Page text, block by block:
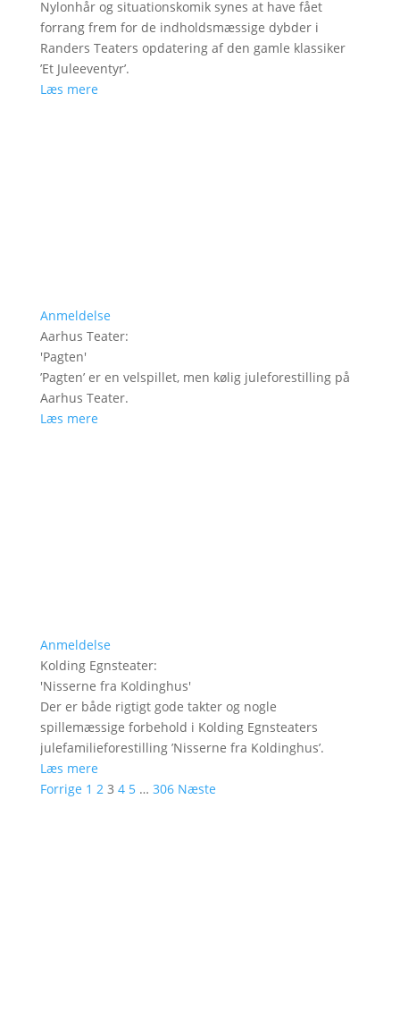
Nylonhår og situationskomik synes at have fået
forrang frem for de indholdsmæssige dybder i
Randers Teaters opdatering af den gamle klassiker
’Et Juleeventyr’.
Læs mere
Anmeldelse
Aarhus Teater:
'Pagten'
’Pagten’ er en velspillet, men kølig juleforestilling på
Aarhus Teater.
Læs mere
Anmeldelse
Kolding Egnsteater:
'Nisserne fra Koldinghus'
Der er både rigtigt gode takter og nogle
spillemæssige forbehold i Kolding Egnsteaters
julefamilieforestilling ’Nisserne fra Koldinghus’.
Læs mere
Forrige 1 2 3 4 5 … 306 Næste